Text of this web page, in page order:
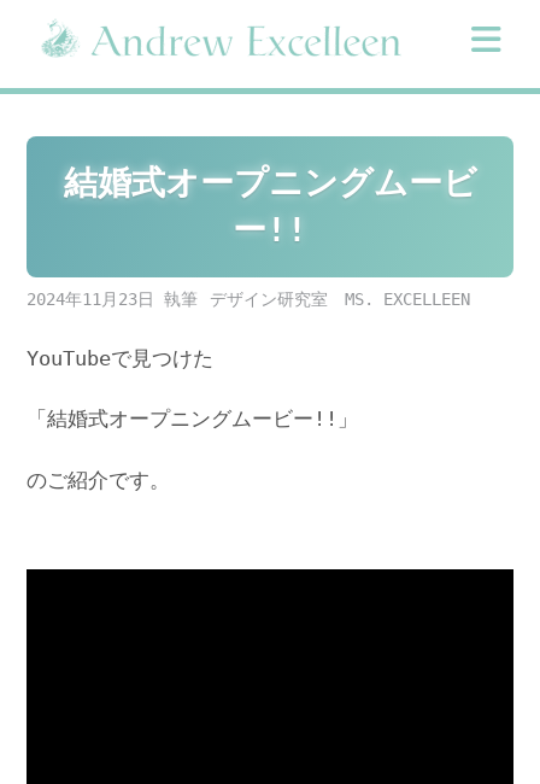
content
結婚式オープニングムービ
ー!!
2024年11月23日 デザイン研究室 MS. EXCELLEEN
YouTubeで見つけた
「結婚式オープニングムービー!!」
のご紹介です。